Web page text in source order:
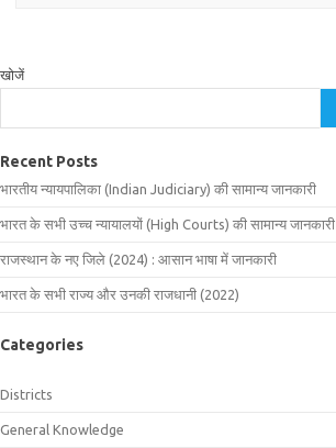
खोजें
Recent Posts
भारतीय न्यायपालिका (Indian Judiciary) की सामान्य जानकारी
भारत के सभी उच्च न्यायालयों (High Courts) की सामान्य जानकारी
राजस्थान के नए जिले (2024) : आसान भाषा में जानकारी
भारत के सभी राज्य और उनकी राजधानी (2022)
Categories
Districts
General Knowledge